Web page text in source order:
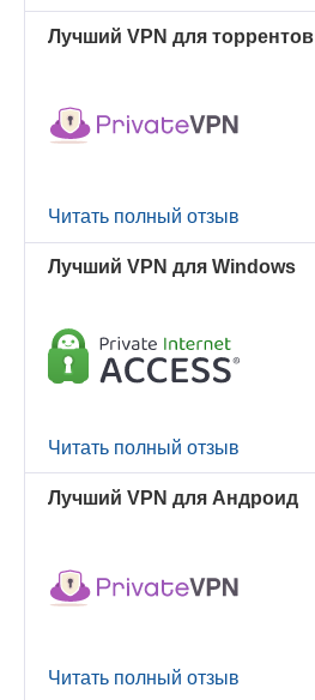
Лучший VPN для торрентов
Читать полный отзыв
Лучший VPN для Windows
Читать полный отзыв
Лучший VPN для Андроид
Читать полный отзыв